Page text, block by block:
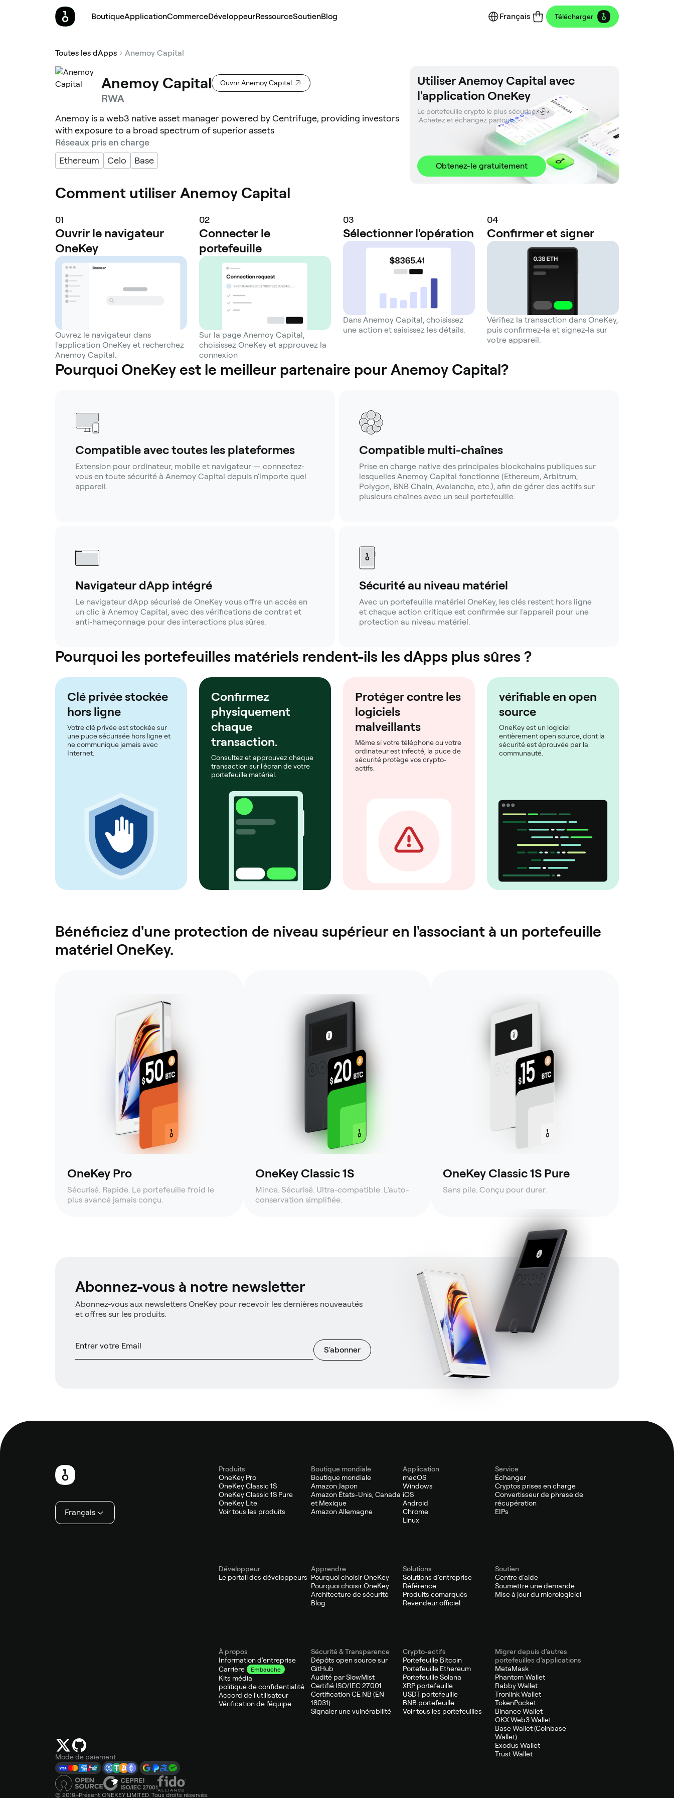
BoutiqueApplicationCommerceDéveloppeurRessourceSoutienBlog Français Télécharger
Toutes les dApps Anemoy Capital
Anemoy Capital Ouvrir Anemoy Capital
RWA
Anemoy is a web3 native asset manager powered by Centrifuge, providing investors
with exposure to a broad spectrum of superior assets
Réseaux pris en charge
Ethereum
Celo Base
Utiliser Anemoy Capital avec
l'application OneKey
Le portefeuille crypto le plus sécurisé.
Achetez et échangez partout.
Obtenez-le gratuitement
Comment utiliser Anemoy Capital
01
Ouvrir le navigateur
OneKey
Ouvrez le navigateur dans
l'application OneKey et recherchez
Anemoy Capital.
02
Connecter le
portefeuille
Sur la page Anemoy Capital,
choisissez OneKey et approuvez la
connexion
03
Sélectionner l'opération
Dans Anemoy Capital, choisissez
une action et saisissez les détails.
04
Confirmer et signer
Vérifiez la transaction dans OneKey,
puis confirmez-la et signez-la sur
votre appareil.
Pourquoi OneKey est le meilleur partenaire pour Anemoy Capital?
Compatible avec toutes les plateformes
Extension pour ordinateur, mobile et navigateur — connectez-
vous en toute sécurité à Anemoy Capital depuis n'importe quel
appareil.
Compatible multi-chaînes
Prise en charge native des principales blockchains publiques sur
lesquelles Anemoy Capital fonctionne (Ethereum, Arbitrum,
Polygon, BNB Chain, Avalanche, etc.), afin de gérer des actifs sur
plusieurs chaînes avec un seul portefeuille.
Navigateur dApp intégré
Le navigateur dApp sécurisé de OneKey vous offre un accès en
un clic à Anemoy Capital, avec des vérifications de contrat et
anti-hameçonnage pour des interactions plus sûres.
Sécurité au niveau matériel
Avec un portefeuille matériel OneKey, les clés restent hors ligne
et chaque action critique est confirmée sur l'appareil pour une
protection au niveau matériel.
Pourquoi les portefeuilles matériels rendent-ils les dApps plus sûres ?
Clé privée stockée
hors ligne
Votre clé privée est stockée sur
une puce sécurisée hors ligne et
ne communique jamais avec
Internet.
Confirmez
physiquement
chaque
transaction.
Consultez et approuvez chaque
transaction sur l'écran de votre
portefeuille matériel.
Protéger contre les
logiciels
malveillants
Même si votre téléphone ou votre
ordinateur est infecté, la puce de
sécurité protège vos crypto-
actifs.
vérifiable en open
source
OneKey est un logiciel
entièrement open source, dont la
sécurité est éprouvée par la
communauté.
Bénéficiez d'une protection de niveau supérieur en l'associant à un portefeuille
matériel OneKey.
OneKey Pro
Sécurisé. Rapide. Le portefeuille froid le
plus avancé jamais conçu.
OneKey Classic 1S
Mince. Sécurisé. Ultra-compatible. L'auto-
conservation simplifiée.
OneKey Classic 1S Pure
Sans pile. Conçu pour durer.
Abonnez-vous à notre newsletter
Abonnez-vous aux newsletters OneKey pour recevoir les dernières nouveautés
et offres sur les produits.
S'abonner
Français
Mode de paiement
© 2019–Présent ONEKEY LIMITED. Tous droits réservés.
Produits
OneKey Pro
OneKey Classic 1S
OneKey Classic 1S Pure
OneKey Lite
Voir tous les produits
Boutique mondiale
Boutique mondiale
Amazon Japon
Amazon États-Unis, Canada
et Mexique
Amazon Allemagne
Application
macOS
Windows
iOS
Android
Chrome
Linux
Service
Échanger
Cryptos prises en charge
Convertisseur de phrase de
récupération
EIPs
Développeur
Le portail des développeurs
Apprendre
Pourquoi choisir OneKey
Pourquoi choisir OneKey
Architecture de sécurité
Blog
Solutions
Solutions d'entreprise
Référence
Produits comarqués
Revendeur officiel
Soutien
Centre d'aide
Soumettre une demande
Mise à jour du micrologiciel
À propos
Information d'entreprise
Carrière
Embauche
Kits média
politique de confidentialité
Accord de l'utilisateur
Vérification de l'équipe
Sécurité & Transparence
Dépôts open source sur
GitHub
Audité par SlowMist
Certifié ISO/IEC 27001
Certification CE NB (EN
18031)
Signaler une vulnérabilité
Crypto-actifs
Portefeuille Bitcoin
Portefeuille Ethereum
Portefeuille Solana
XRP portefeuille
USDT portefeuille
BNB portefeuille
Voir tous les portefeuilles
Migrer depuis d'autres
portefeuilles d'applications
MetaMask
Phantom Wallet
Rabby Wallet
Tronlink Wallet
TokenPocket
Binance Wallet
OKX Web3 Wallet
Base Wallet (Coinbase
Wallet)
Exodus Wallet
Trust Wallet